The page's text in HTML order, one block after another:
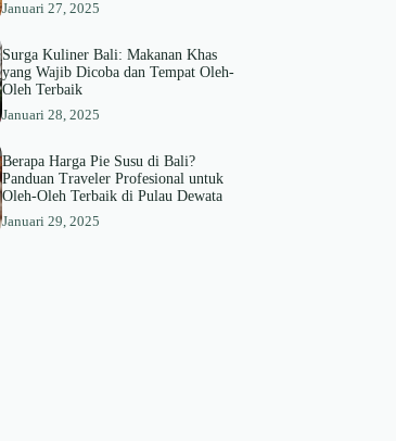
Januari 27, 2025
Surga Kuliner Bali: Makanan Khas
yang Wajib Dicoba dan Tempat Oleh-
Oleh Terbaik
Januari 28, 2025
Berapa Harga Pie Susu di Bali?
Panduan Traveler Profesional untuk
Oleh-Oleh Terbaik di Pulau Dewata
Januari 29, 2025